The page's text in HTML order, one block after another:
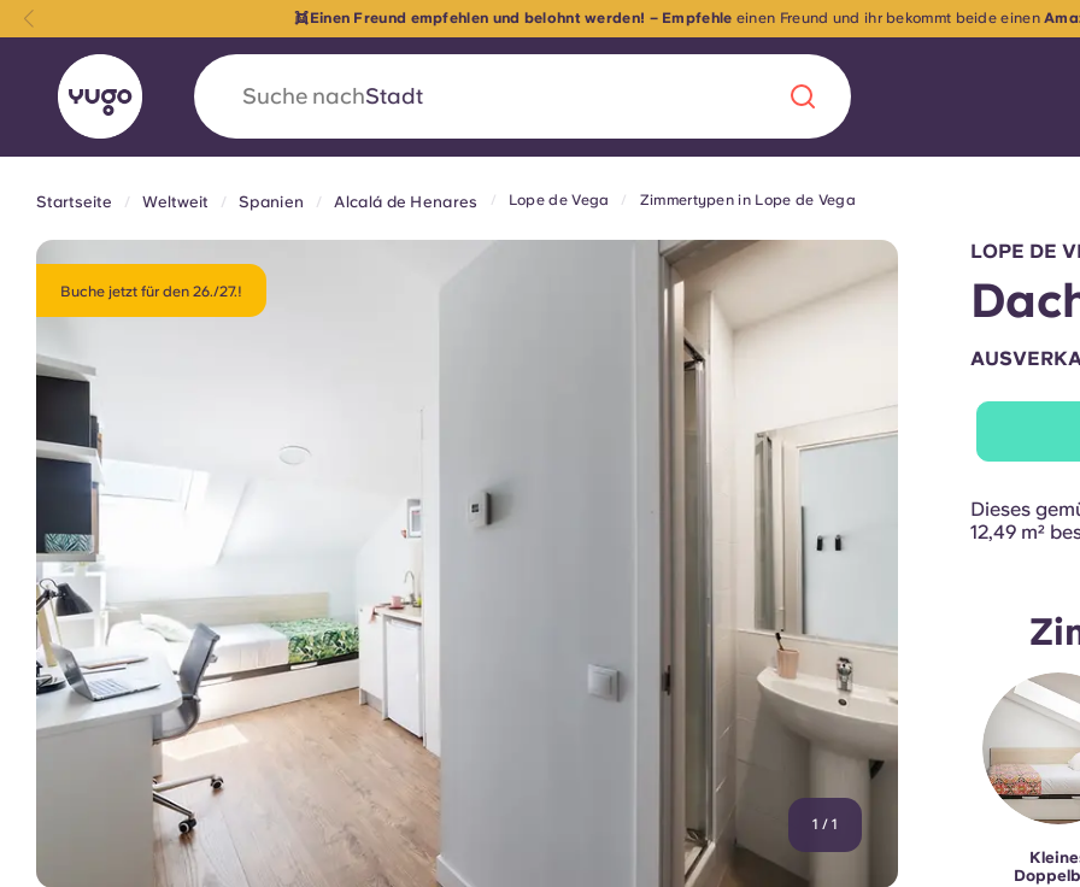
Suche nachLand
Über unsStandorteMehr
Yugo VCARB: Eine neue Ära in Sachen
Studentenwohnheime
Die wegweisende Partnerschaft Yugomit VCARB sorgt für
Innovation, Ehrgeiz und unvergessliche Momente für die
Studenten.
Häufig
English (GB) English (US) Chinese Español
🚨Fast ausverkauft! Lass dir das nicht entgehen – buche, bevor es zu spät
Startseite Weltweit Spanien Alcalá de Henares Lope de Vega Zimmertypen in Lope de Vega
Buche jetzt für den 26./27.!
1 / 1
LOPE DE
Dieses
12,49 m²